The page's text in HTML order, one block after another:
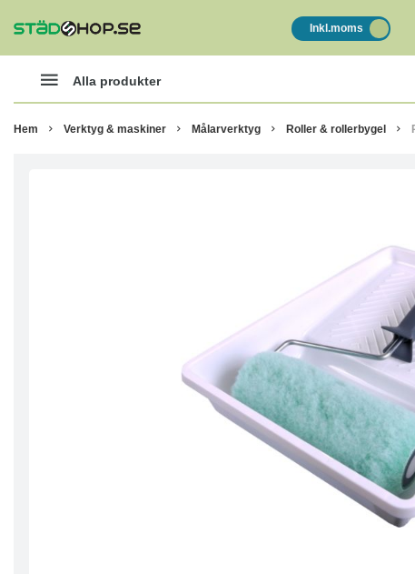
Inkl.moms
Alla produkter
Hem Verktyg & maskiner Målarverktyg Roller & rollerbygel